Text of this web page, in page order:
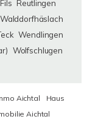
Reutlingen
Walddorfhäslach
Wendlingen
Wolfschlugen
Aichtal
Haus
Aichtal